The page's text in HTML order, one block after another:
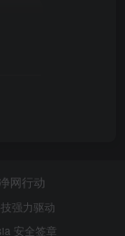
净网行动
强力驱动